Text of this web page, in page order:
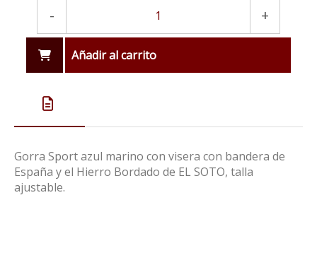
- +
Añadir al carrito
Gorra Sport azul marino con visera con bandera de
España y el Hierro Bordado de EL SOTO, talla
ajustable.